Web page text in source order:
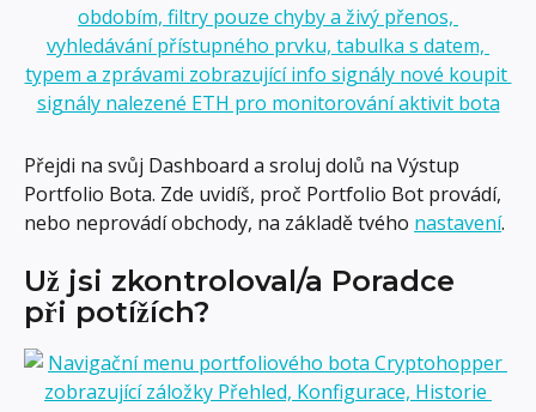
Přejdi na svůj Dashboard a sroluj dolů na Výstup
Portfolio Bota. Zde uvidíš, proč Portfolio Bot provádí,
nebo neprovádí obchody, na základě tvého nastavení.
Už jsi zkontroloval/a Poradce
při potížích?